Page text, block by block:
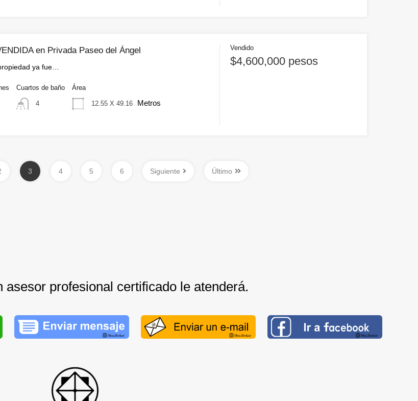
en Privada Paseo del Ángel
ya fue…
Cuartos de baño
4
Área
12.55 X 49.16 Metros
Vendido
$4,600,000 pesos
3 4 5 6 Siguiente Último
asesor profesional certificado le atenderá.